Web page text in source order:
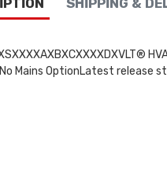
Mains OptionLatest release